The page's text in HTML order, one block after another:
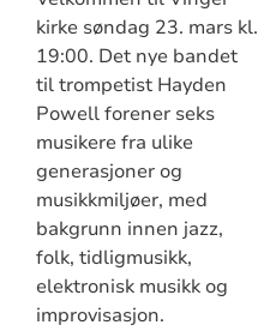
kirke søndag 23. mars kl.
19:00. Det nye bandet
til trompetist Hayden
Powell forener seks
musikere fra ulike
generasjoner og
musikkmiljøer, med
bakgrunn innen jazz,
folk, tidligmusikk,
elektronisk musikk og
improvisasjon.